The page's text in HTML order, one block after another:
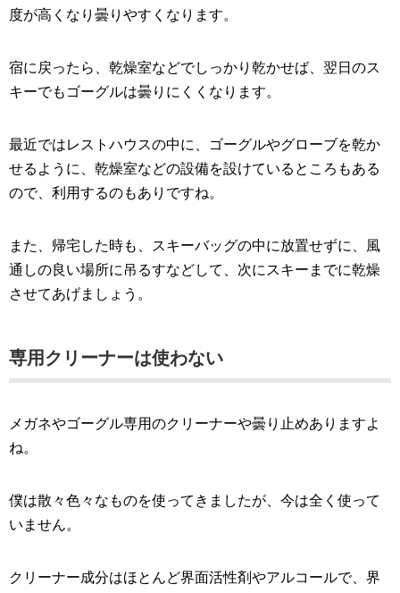
度が高くなり曇りやすくなります。
宿に戻ったら、乾燥室などでしっかり乾かせば、翌日のス
キーでもゴーグルは曇りにくくなります。
最近ではレストハウスの中に、ゴーグルやグローブを乾か
せるように、乾燥室などの設備を設けているところもある
ので、利用するのもありですね。
また、帰宅した時も、スキーバッグの中に放置せずに、風
通しの良い場所に吊るすなどして、次にスキーまでに乾燥
させてあげましょう。
専用クリーナーは使わない
メガネやゴーグル専用のクリーナーや曇り止めありますよ
ね。
僕は散々色々なものを使ってきましたが、今は全く使って
いません。
クリーナー成分はほとんど界面活性剤やアルコールで、界